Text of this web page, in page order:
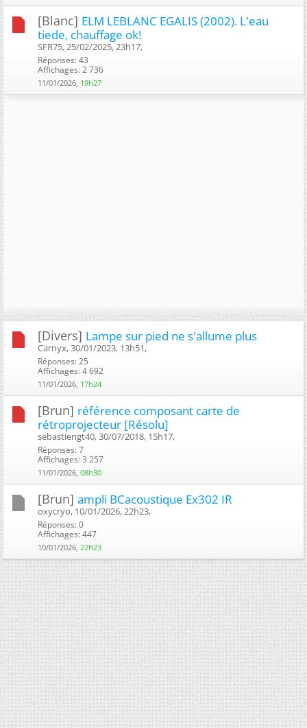
[Blanc] ELM LEBLANC EGALIS (2002). L'eau
tiede, chauffage ok!
SFR75, 25/02/2025, 23h17, ‎
Réponses: 43
Affichages: 2 736
11/01/2026, 19h27
[Divers] Lampe sur pied ne s'allume plus
Carnyx, 30/01/2023, 13h51, ‎
Réponses: 25
Affichages: 4 692
11/01/2026, 17h24
[Brun] référence composant carte de
rétroprojecteur [Résolu]
sebastiengt40, 30/07/2018, 15h17, ‎
Réponses: 7
Affichages: 3 257
11/01/2026, 08h30
[Brun] ampli BCacoustique Ex302 IR
oxycryo, 10/01/2026, 22h23, ‎
Réponses: 0
Affichages: 447
10/01/2026, 22h23